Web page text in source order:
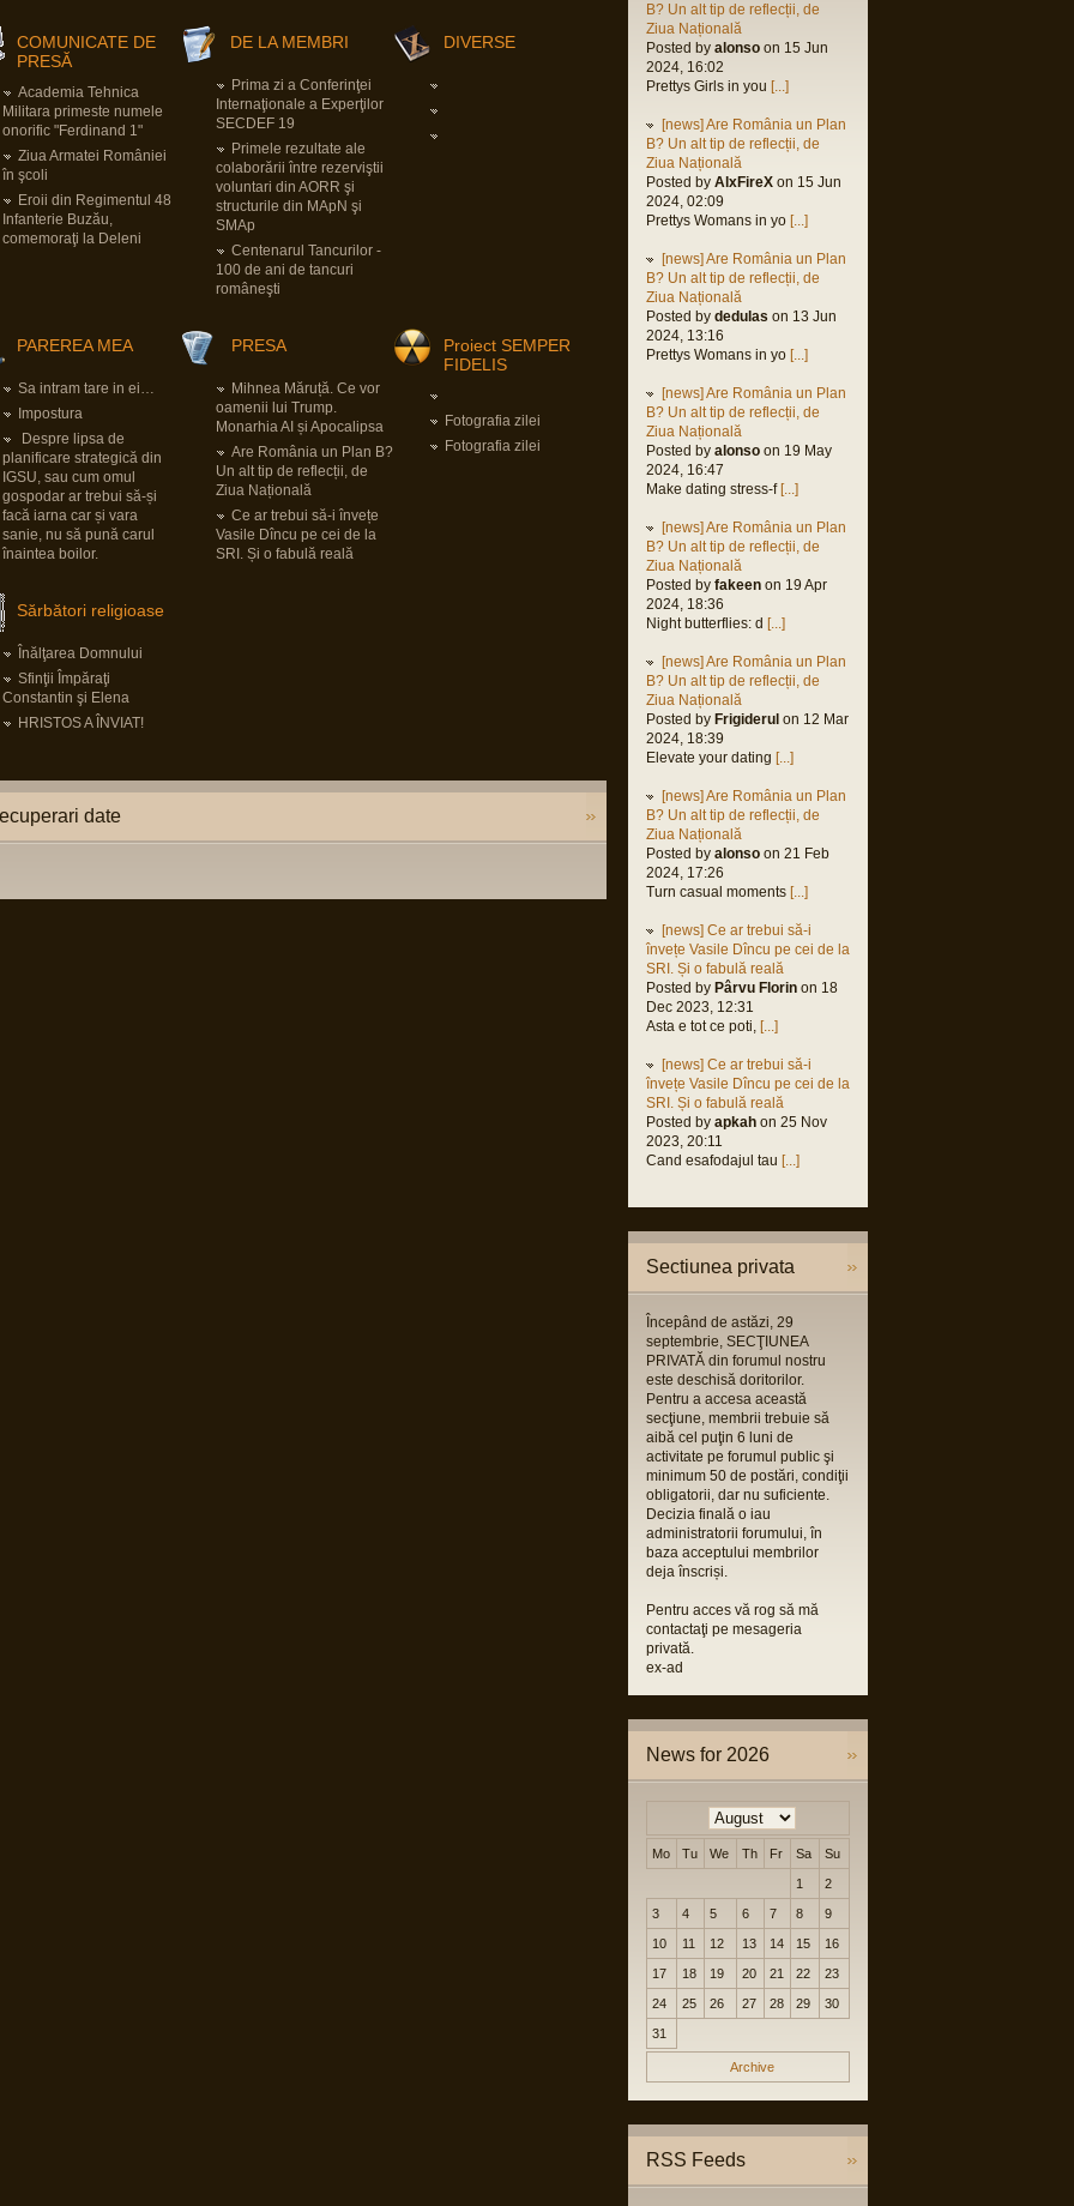
COMUNICATE DE
PRESĂ
Academia Tehnica
Militara primeste numele
onorific "Ferdinand 1"
Ziua Armatei României
în şcoli
Eroii din Regimentul 48
Infanterie Buzău,
comemoraţi la Deleni
DE LA MEMBRI
Prima zi a Conferinţei
Internaţionale a Experţilor
SECDEF 19
Primele rezultate ale
colaborării între rezerviştii
voluntari din AORR şi
structurile din MApN şi
SMAp
Centenarul Tancurilor -
100 de ani de tancuri
româneşti
DIVERSE
PAREREA MEA
Sa intram tare in ei…
Impostura
Despre lipsa de
planificare strategică din
IGSU, sau cum omul
gospodar ar trebui să-și
facă iarna car și vara
sanie, nu să pună carul
înaintea boilor.
PRESA
Mihnea Măruță. Ce vor
oamenii lui Trump.
Monarhia AI și Apocalipsa
Are România un Plan B?
Un alt tip de reflecții, de
Ziua Națională
Ce ar trebui să-i învețe
Vasile Dîncu pe cei de la
SRI. Și o fabulă reală
Proiect SEMPER
FIDELIS
Fotografia zilei
Fotografia zilei
Sărbători religioase
Înălţarea Domnului
Sfinţii Împăraţi
Constantin şi Elena
HRISTOS A ÎNVIAT!
date
B? Un alt tip de reflecții, de
Ziua Națională
Posted by alonso on 15 Jun
2024, 16:02
Prettys Girls in you [...]
[news] Are România un Plan
B? Un alt tip de reflecții, de
Ziua Națională
Posted by AlxFireX on 15 Jun
2024, 02:09
Prettys Womans in yo [...]
[news] Are România un Plan
B? Un alt tip de reflecții, de
Ziua Națională
Posted by dedulas on 13 Jun
2024, 13:16
Prettys Womans in yo [...]
[news] Are România un Plan
B? Un alt tip de reflecții, de
Ziua Națională
Posted by alonso on 19 May
2024, 16:47
Make dating stress-f [...]
[news] Are România un Plan
B? Un alt tip de reflecții, de
Ziua Națională
Posted by fakeen on 19 Apr
2024, 18:36
Night butterflies: d [...]
[news] Are România un Plan
B? Un alt tip de reflecții, de
Ziua Națională
Posted by Frigiderul on 12 Mar
2024, 18:39
Elevate your dating [...]
[news] Are România un Plan
B? Un alt tip de reflecții, de
Ziua Națională
Posted by alonso on 21 Feb
2024, 17:26
Turn casual moments [...]
[news] Ce ar trebui să-i
învețe Vasile Dîncu pe cei de la
SRI. Și o fabulă reală
Posted by Pârvu Florin on 18
Dec 2023, 12:31
Asta e tot ce poti, [...]
[news] Ce ar trebui să-i
învețe Vasile Dîncu pe cei de la
SRI. Și o fabulă reală
Posted by apkah on 25 Nov
2023, 20:11
Cand esafodajul tau [...]
Sectiunea privata
Începând de astăzi, 29
septembrie, SECŢIUNEA
PRIVATĂ din forumul nostru
este deschisă doritorilor.
Pentru a accesa această
secţiune, membrii trebuie să
aibă cel puţin 6 luni de
activitate pe forumul public şi
minimum 50 de postări, condiţii
obligatorii, dar nu suficiente.
Decizia finală o iau
administratorii forumului, în
baza acceptului membrilor
deja înscriși.
Pentru acces vă rog să mă
contactaţi pe mesageria
privată.
ex-ad
News for 2026
Mo Tu We Th Fr Sa Su
1 2
3 4 5 6 7 8 9
10 11 12 13 14 15 16
17 18 19 20 21 22 23
24 25 26 27 28 29 30
31
Archive
RSS Feeds